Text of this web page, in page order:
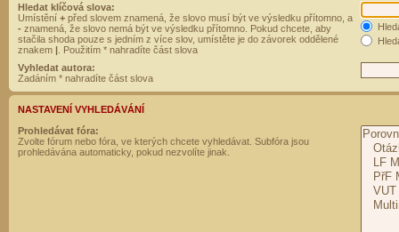
Hledat klíčová slova:
Umístění + před slovem znamená, že slovo musí být ve výsledku přítomno, a
- znamená, že slovo nemá být ve výsledku přítomno. Pokud chcete, aby
stačila shoda pouze s jedním z více slov, umístěte je do závorek oddělené
znakem | . Použitím * nahradíte část slova
Vyhledat autora:
Zadáním * nahradíte část slova
NASTAVENÍ VYHLEDÁVÁNÍ
Prohledávat fóra:
Zvolte fórum nebo fóra, ve kterých chcete vyhledávat. Subfóra jsou
prohledávána automaticky, pokud nezvolíte jinak.